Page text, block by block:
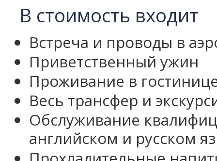
В стоимость входит
Встреча и проводы в
Приветственный ужин
Проживание в
Весь трансфер и
Обслуживание
английском и русском